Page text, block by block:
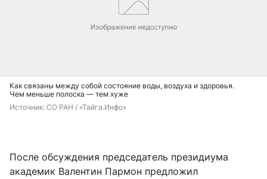
Как связаны между собой состояние воды, воздуха и здоровья.
Чем меньше полоска — тем хуже
Источник: СО РАН / «Тайга.Инфо»
После обсуждения председатель президиума
академик Валентин Пармон предложил